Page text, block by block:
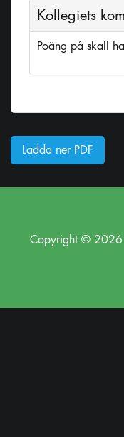
Kollegiets
Poäng på skall
Ladda ner PDF
Copyright © 2026